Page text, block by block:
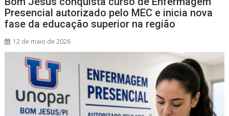
Presencial autorizado pelo MEC e inicia nova
fase da educação superior na região
12 de maio de 2026